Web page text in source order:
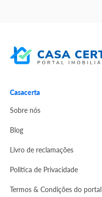
Casacerta
Sobre nós
Blog
Livro de reclamações
Politica de Privacidade
Termos & Condições do portal